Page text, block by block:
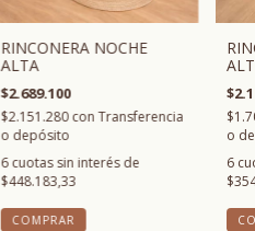
RINCONERA NOCHE
ALTA
$2.689.100
$2.151.280con Transferencia
o depósito
6cuotas sin interés de
$448.183,33
o
6